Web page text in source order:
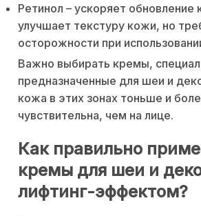
Ретинол – ускоряет обновление
улучшает текстуру кожи, но
осторожности при
Важно выбирать кремы,
предназначенные для шеи и
кожа в этих зонах тоньше и
чувствительна, чем на лице.
Как правильно
кремы для шеи и
лифтинг-эффектом?